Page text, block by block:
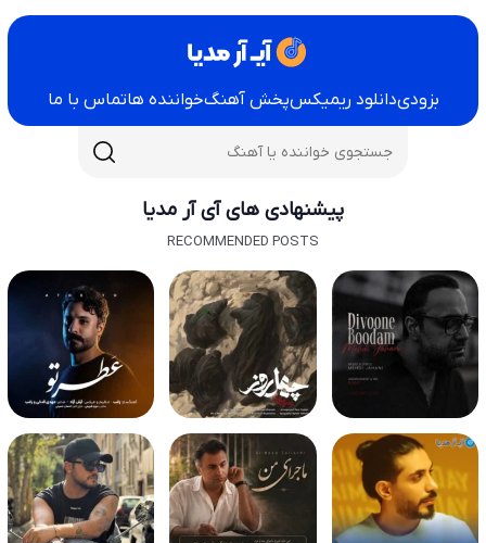
بزودیدانلود ریمیکسپخش آهنگخواننده هاتماس با ما
پیشنهادی های آی آر مدیا
RECOMMENDED POSTS